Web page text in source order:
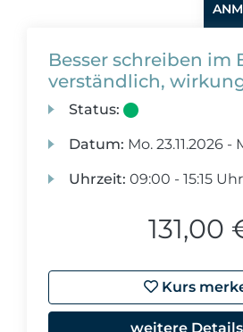
Besser schreiben im
verständlich,
Status:
Datum: Mo. 23.11.2026 -
Uhrzeit: 09:00 - 15:15 Uhr
131,00
Kurs
weitere Details